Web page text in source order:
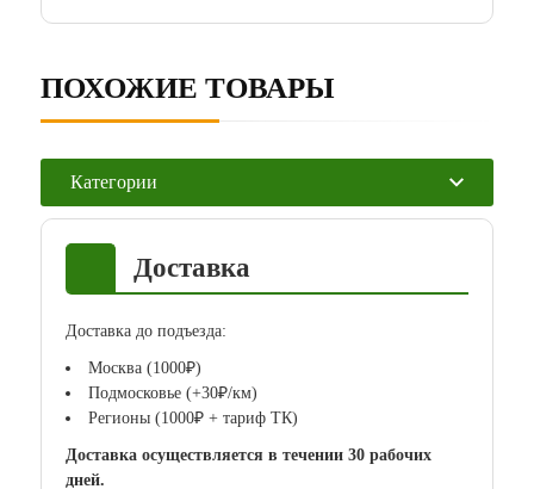
Категории
Доставка
Доставка до подъезда:
Москва (1000₽)
Подмосковье (+30₽/км)
Регионы (1000₽ + тариф ТК)
Доставка осуществляется в течении 30 рабочих
дней.
ПОХОЖИЕ ТОВАРЫ